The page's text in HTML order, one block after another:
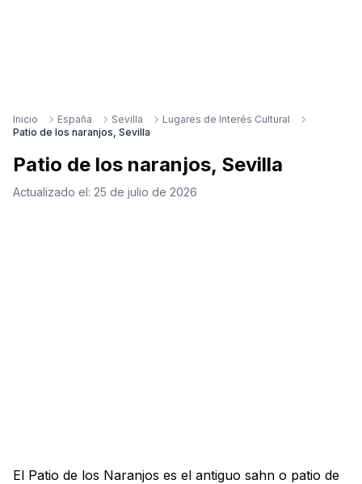
Inicio España Sevilla
Lugares de Interés Cultural
Patio de los naranjos, Sevilla
Patio de los naranjos, Sevilla
Actualizado el: 25 de julio de 2026
El Patio de los Naranjos es el antiguo sahn o patio de